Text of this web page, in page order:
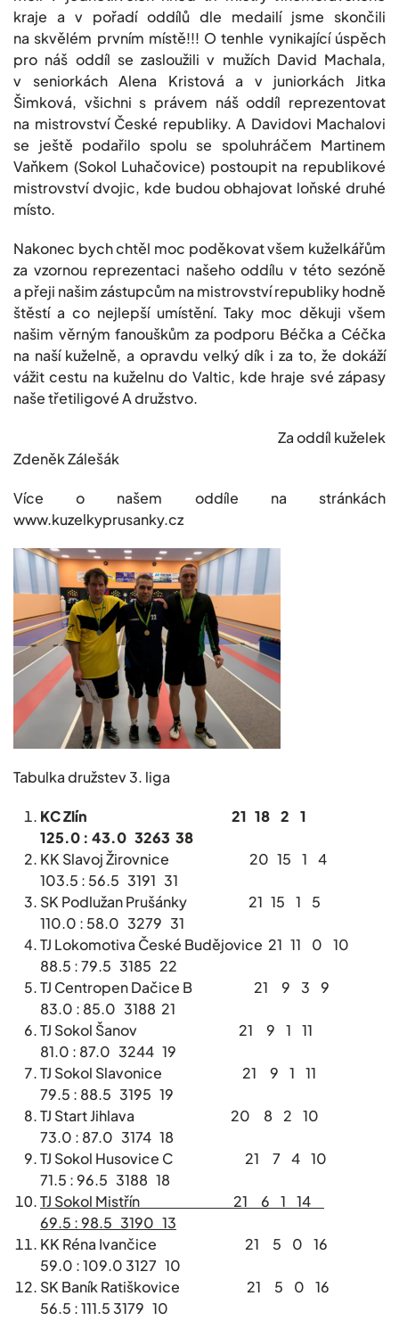
kraje a v pořadí oddílů dle medailí jsme skončili
na skvělém prvním místě!!! O tenhle vynikající úspěch
pro náš oddíl se zasloužili v mužích David Machala,
v seniorkách Alena Kristová a v juniorkách Jitka
Šimková, všichni s právem náš oddíl reprezentovat
na mistrovství České republiky. A Davidovi Machalovi
se ještě podařilo spolu se spoluhráčem Martinem
Vaňkem (Sokol Luhačovice) postoupit na republikové
mistrovství dvojic, kde budou obhajovat loňské druhé
místo.
Nakonec bych chtěl moc poděkovat všem kuželkářům
za vzornou reprezentaci našeho oddílu v této sezóně
a přeji našim zástupcům na mistrovství republiky hodně
štěstí a co nejlepší umístění. Taky moc děkuji všem
našim věrným fanouškům za podporu Béčka a Céčka
na naší kuželně, a opravdu velký dík i za to, že dokáží
vážit cestu na kuželnu do Valtic, kde hraje své zápasy
naše třetiligové A družstvo.
Za oddíl kuželek
Zdeněk Zálešák
Více o našem oddíle na stránkách
www.kuzelkyprusanky.cz
Tabulka družstev 3. liga
KC Zlín 21 18 2 1
125.0 : 43.0 3263 38
KK Slavoj Žirovnice 20 15 1 4
103.5 : 56.5 3191 31
SK Podlužan Prušánky 21 15 1 5
110.0 : 58.0 3279 31
TJ Lokomotiva České Budějovice 21 11 0 10
88.5 : 79.5 3185 22
TJ Centropen Dačice B 21 9 3 9
83.0 : 85.0 3188 21
TJ Sokol Šanov 21 9 1 11
81.0 : 87.0 3244 19
TJ Sokol Slavonice 21 9 1 11
79.5 : 88.5 3195 19
TJ Start Jihlava 20 8 2 10
73.0 : 87.0 3174 18
TJ Sokol Husovice C 21 7 4 10
71.5 : 96.5 3188 18
TJ Sokol Mistřín 21 6 1 14
69.5 : 98.5 3190 13
KK Réna Ivančice 21 5 0 16
59.0 : 109.0 3127 10
SK Baník Ratiškovice 21 5 0 16
56.5 : 111.5 3179 10